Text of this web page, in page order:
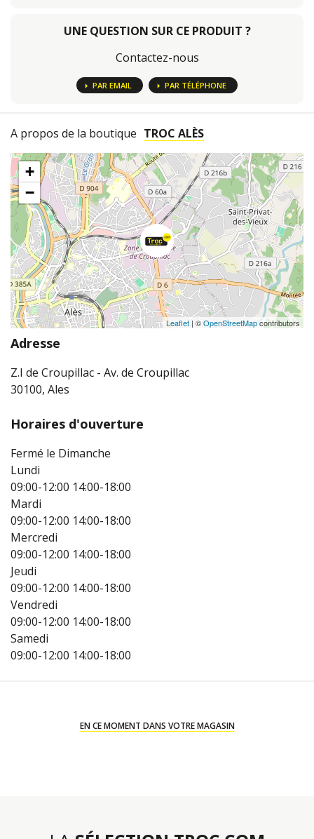
UNE QUESTION SUR CE PRODUIT ?
Contactez-nous
PAR EMAIL PAR TÉLÉPHONE
A propos de la boutique TROC ALÈS
+
−
Leaflet | ©OpenStreetMapcontributors
Adresse
Z.I de Croupillac - Av. de Croupillac
30100, Ales
Horaires d'ouverture
Fermé le Dimanche
Lundi
09:00-12:00 14:00-18:00
Mardi
09:00-12:00 14:00-18:00
Mercredi
09:00-12:00 14:00-18:00
Jeudi
09:00-12:00 14:00-18:00
Vendredi
09:00-12:00 14:00-18:00
Samedi
09:00-12:00 14:00-18:00
EN CE MOMENT DANS VOTRE MAGASIN